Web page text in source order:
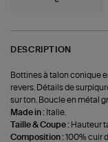
DESCRIPTION
Bottines à talon conique
revers. Détails de
sur ton. Boucle en métal
Made in : Italie.
Taille & Coupe : Hauteur
Composition :100% cuir